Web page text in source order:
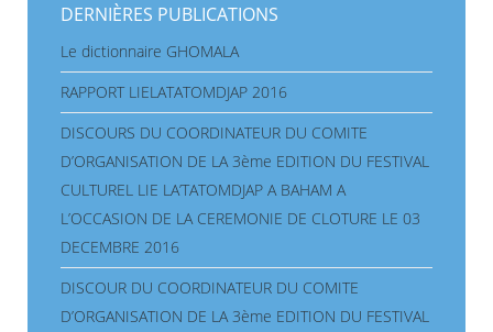
DERNIÈRES PUBLICATIONS
Le dictionnaire GHOMALA
RAPPORT LIELATATOMDJAP 2016
DISCOURS DU COORDINATEUR DU COMITE
D’ORGANISATION DE LA 3ème EDITION DU FESTIVAL
CULTUREL LIE LA’TATOMDJAP A BAHAM A
L’OCCASION DE LA CEREMONIE DE CLOTURE LE 03
DECEMBRE 2016
DISCOUR DU COORDINATEUR DU COMITE
D’ORGANISATION DE LA 3ème EDITION DU FESTIVAL